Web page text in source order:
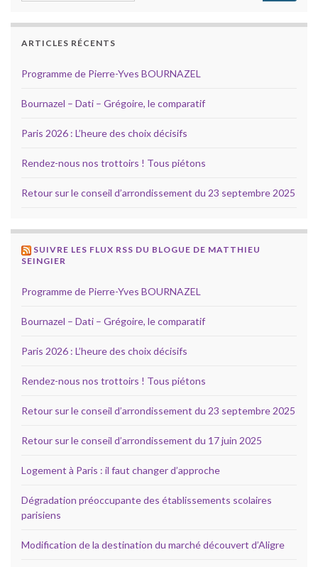
ARTICLES RÉCENTS
Programme de Pierre-Yves BOURNAZEL
Bournazel – Dati – Grégoire, le comparatif
Paris 2026 : L’heure des choix décisifs
Rendez-nous nos trottoirs ! Tous piétons
Retour sur le conseil d’arrondissement du 23 septembre 2025
SUIVRE LES FLUX RSS DU BLOGUE DE MATTHIEU
SEINGIER
Programme de Pierre-Yves BOURNAZEL
Bournazel – Dati – Grégoire, le comparatif
Paris 2026 : L’heure des choix décisifs
Rendez-nous nos trottoirs ! Tous piétons
Retour sur le conseil d’arrondissement du 23 septembre 2025
Retour sur le conseil d’arrondissement du 17 juin 2025
Logement à Paris : il faut changer d’approche
Dégradation préoccupante des établissements scolaires
parisiens
Modification de la destination du marché découvert d’Aligre